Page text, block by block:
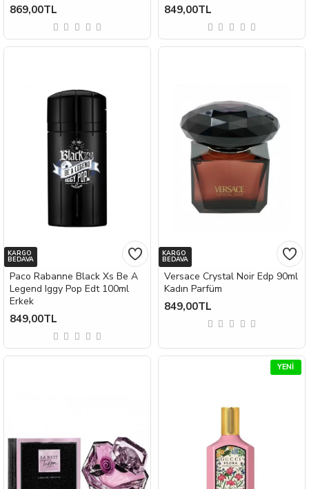
869,00TL 849,00TL
KARGO
BEDAVA
Paco Rabanne Black Xs Be A
Legend Iggy Pop Edt 100ml
Erkek
849,00TL
KARGO
BEDAVA
Versace Crystal Noir Edp 90ml
Kadın Parfüm
849,00TL
YENI